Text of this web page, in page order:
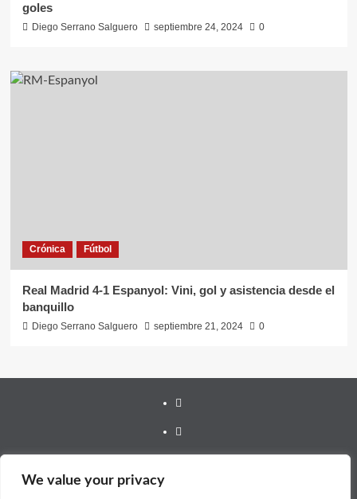
We value your privacy
goles
Diego Serrano Salguero septiembre 24, 2024 0
Crónica Fútbol
Real Madrid 4-1 Espanyol: Vini, gol y asistencia desde el
banquillo
Diego Serrano Salguero septiembre 21, 2024 0
Youtube
Vimeo